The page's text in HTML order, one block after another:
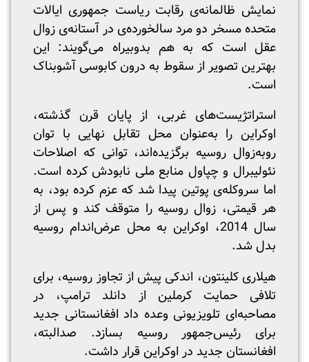
نمایش ظالمانه‌ی رقابت ریاست جمهوری ایالات
متحده مسخر دو مرد سالخورده‌‌ی در آستانه‌ی زوال
عقل است که به هم بدوبیراه می‌گویند: این
بهترین تصویر از سقوط به درون کابوسی آشوبناک
است.
استراتژیست‌های غربی، از پایان قرن گذشته،
اوکراین را به‌عنوان محل تقابل نهایی با توان
روبه‌زوال روسیه برگزیده‌اند، توانی که اصلاحات
نئولیبرال و چپاول منابع ملی نابودش کرده است.
اما سروکله‌ی پوتین پیدا شد که عزم کرده بود، به
هر قیمتی، زوال روسیه را متوقف کند و پس از
سال 2014، اوکراین به محل عرض‌اندام روسیه
بدل شد.
هیلاری کلینتون، اندکی پیش از تجاوز روسیه، برای
تلافی حمایت کرملین از دانلد ترامپ، در
مصاحبه‌ای تلویزیونی وعده داد افغانستانی جدید
برای رئیس‌جمهور روسیه بسازد. صدالبته،
افغانستان جدید در اوکراین قرار داشت.